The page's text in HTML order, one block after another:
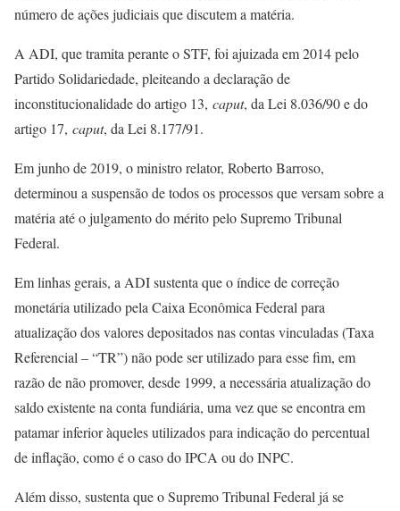
número de ações judiciais que discutem a matéria.
A ADI, que tramita perante o STF, foi ajuizada em 2014 pelo
Partido Solidariedade, pleiteando a declaração de
inconstitucionalidade do artigo 13, caput, da Lei 8.036/90 e do
artigo 17, caput, da Lei 8.177/91.
Em junho de 2019, o ministro relator, Roberto Barroso,
determinou a suspensão de todos os processos que versam sobre a
matéria até o julgamento do mérito pelo Supremo Tribunal
Federal.
Em linhas gerais, a ADI sustenta que o índice de correção
monetária utilizado pela Caixa Econômica Federal para
atualização dos valores depositados nas contas vinculadas (Taxa
Referencial – “TR”) não pode ser utilizado para esse fim, em
razão de não promover, desde 1999, a necessária atualização do
saldo existente na conta fundiária, uma vez que se encontra em
patamar inferior àqueles utilizados para indicação do percentual
de inflação, como é o caso do IPCA ou do INPC.
Além disso, sustenta que o Supremo Tribunal Federal já se